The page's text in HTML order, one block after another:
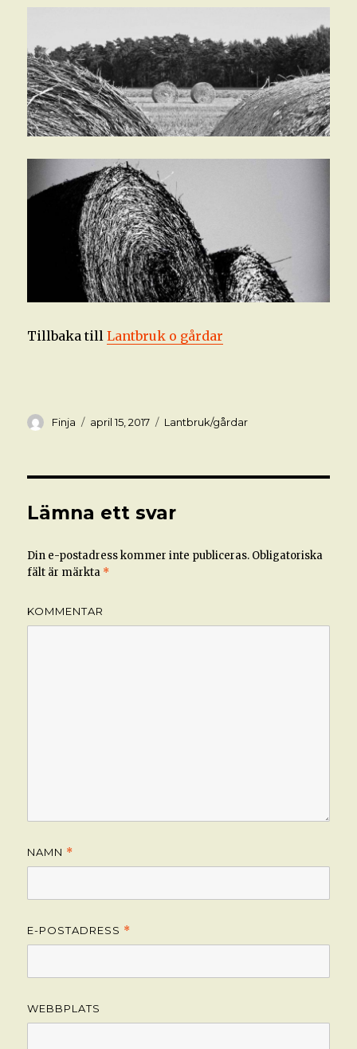
Tillbaka tillLantbruk o gårdar
Författare
Finja Postat
april 15, 2017 Kategorier
Lantbruk/gårdar
Lämna ett svar
Din e-postadress kommer inte publiceras. Obligatoriska
fält är märkta *
KOMMENTAR
NAMN *
E-POSTADRESS *
WEBBPLATS